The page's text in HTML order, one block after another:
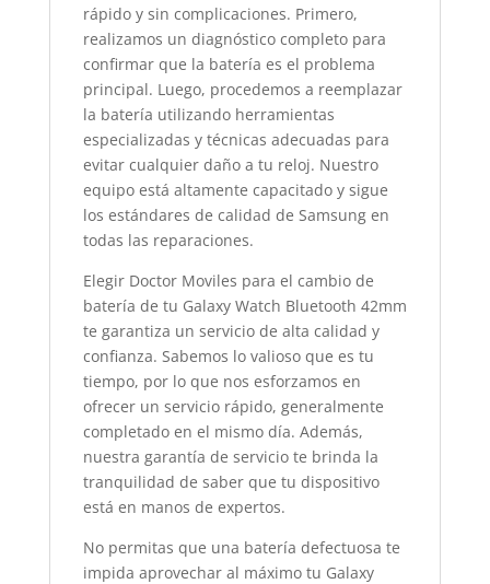
rápido y sin complicaciones. Primero,
realizamos un diagnóstico completo para
confirmar que la batería es el problema
principal. Luego, procedemos a reemplazar
la batería utilizando herramientas
especializadas y técnicas adecuadas para
evitar cualquier daño a tu reloj. Nuestro
equipo está altamente capacitado y sigue
los estándares de calidad de Samsung en
todas las reparaciones.
Elegir Doctor Moviles para el cambio de
batería de tu Galaxy Watch Bluetooth 42mm
te garantiza un servicio de alta calidad y
confianza. Sabemos lo valioso que es tu
tiempo, por lo que nos esforzamos en
ofrecer un servicio rápido, generalmente
completado en el mismo día. Además,
nuestra garantía de servicio te brinda la
tranquilidad de saber que tu dispositivo
está en manos de expertos.
No permitas que una batería defectuosa te
impida aprovechar al máximo tu Galaxy